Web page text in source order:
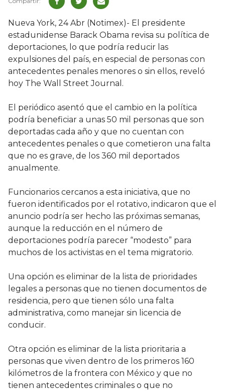
Nueva York, 24 Abr (Notimex)- El presidente
estadunidense Barack Obama revisa su política de
deportaciones, lo que podría reducir las
expulsiones del país, en especial de personas con
antecedentes penales menores o sin ellos, reveló
hoy The Wall Street Journal.
El periódico asentó que el cambio en la política
podría beneficiar a unas 50 mil personas que son
deportadas cada año y que no cuentan con
antecedentes penales o que cometieron una falta
que no es grave, de los 360 mil deportados
anualmente.
Funcionarios cercanos a esta iniciativa, que no
fueron identificados por el rotativo, indicaron que el
anuncio podría ser hecho las próximas semanas,
aunque la reducción en el número de
deportaciones podría parecer “modesto” para
muchos de los activistas en el tema migratorio.
Una opción es eliminar de la lista de prioridades
legales a personas que no tienen documentos de
residencia, pero que tienen sólo una falta
administrativa, como manejar sin licencia de
conducir.
Otra opción es eliminar de la lista prioritaria a
personas que viven dentro de los primeros 160
kilómetros de la frontera con México y que no
tienen antecedentes criminales o que no